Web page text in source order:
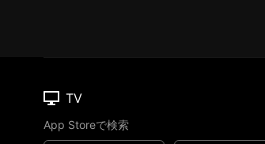
TV
App Storeで検索